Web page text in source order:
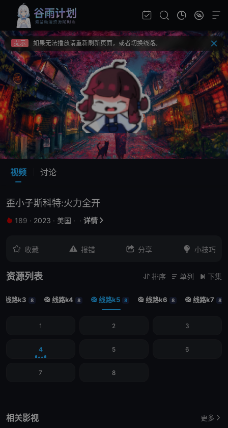
提示
视频载入速度跟网速有关，请耐心等待几秒钟。
提示
提示
如果无法播放请重新刷新页面，或者切换线路。
提示
视频载入速度跟网速有关，请耐心等待几秒钟。
提示
不要轻易相信视频中的广告，谨防上当受骗!
视频 讨论
歪小子斯科特:火力全开
 189 · 2023 · 美国 · · 详情 
 收藏  报错  分享  小技巧
资源列表  排序  单列  下集
线路k3 8  线路k4 8  线路k5 8  线路k6 8  线路k7 8
1 2 3
4 5 6
7 8
相关影视 更多